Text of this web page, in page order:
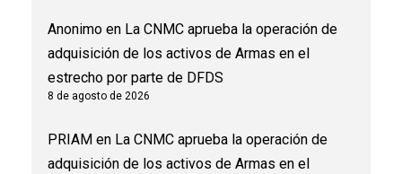
Anonimo en La CNMC aprueba la operación de
adquisición de los activos de Armas en el
estrecho por parte de DFDS
8 de agosto de 2026
PRIAM en La CNMC aprueba la operación de
adquisición de los activos de Armas en el